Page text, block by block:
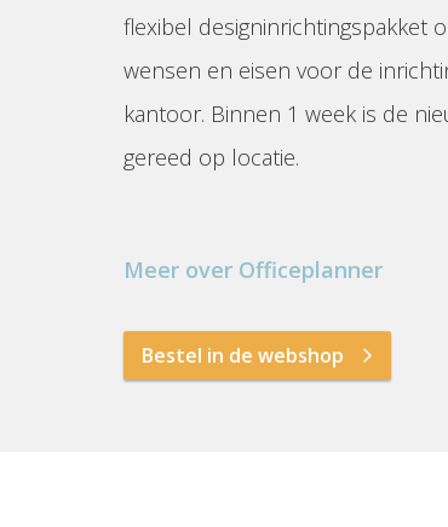
flexibel designinrichtingspakket
wensen en eisen voor de
kantoor. Binnen 1 week is de
gereed op locatie.
Meer over Officeplanner
Bestel in de webshop